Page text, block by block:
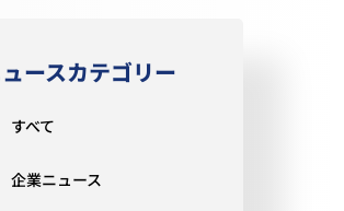
ースカテゴリー
すべて
企業ニュース